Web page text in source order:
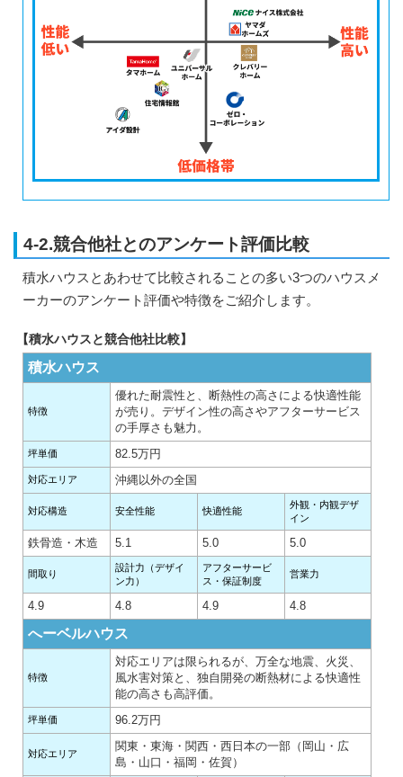
4-2.競合他社とのアンケート評価比較
積水ハウスとあわせて比較されることの多い3つのハウスメ
ーカーのアンケート評価や特徴をご紹介します。
【積水ハウスと競合他社比較】
積水ハウス
特徴
優れた耐震性と、断熱性の高さによる快適性能
が売り。デザイン性の高さやアフターサービス
の手厚さも魅力。
坪単価 82.5万円
対応エリア 沖縄以外の全国
対応構造 安全性能 快適性能
外観・内観デザ
イン
鉄骨造・木造 5.1 5.0 5.0
間取り
設計力（デザイ
ン力）
アフターサービ
ス・保証制度
営業力
4.9 4.8 4.9 4.8
へーベルハウス
特徴
対応エリアは限られるが、万全な地震、火災、
風水害対策と、独自開発の断熱材による快適性
能の高さも高評価。
坪単価 96.2万円
対応エリア
関東・東海・関西・西日本の一部（岡山・広
島・山口・福岡・佐賀）